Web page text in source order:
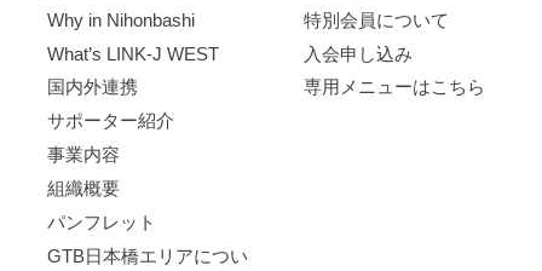
Why in Nihonbashi
What’s LINK-J WEST
国内外連携
サポーター紹介
事業内容
組織概要
パンフレット
GTB日本橋エリアについ
特別会員について
入会申し込み
専用メニューはこちら